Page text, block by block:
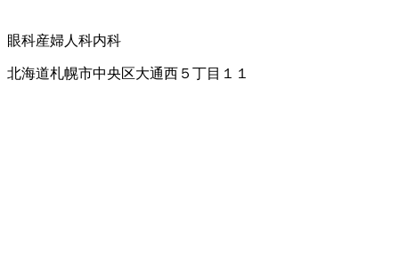
眼科産婦人科内科
北海道札幌市中央区大通西５丁目１１